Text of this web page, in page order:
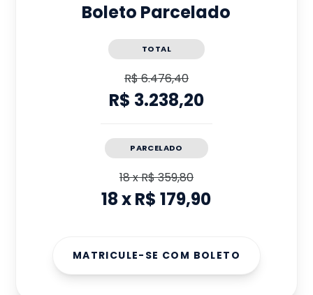
Boleto Parcelado
TOTAL
R$ 6.476,40
R$ 3.238,20
PARCELADO
18xR$ 359,80
18xR$ 179,90
MATRICULE-SE COM BOLETO